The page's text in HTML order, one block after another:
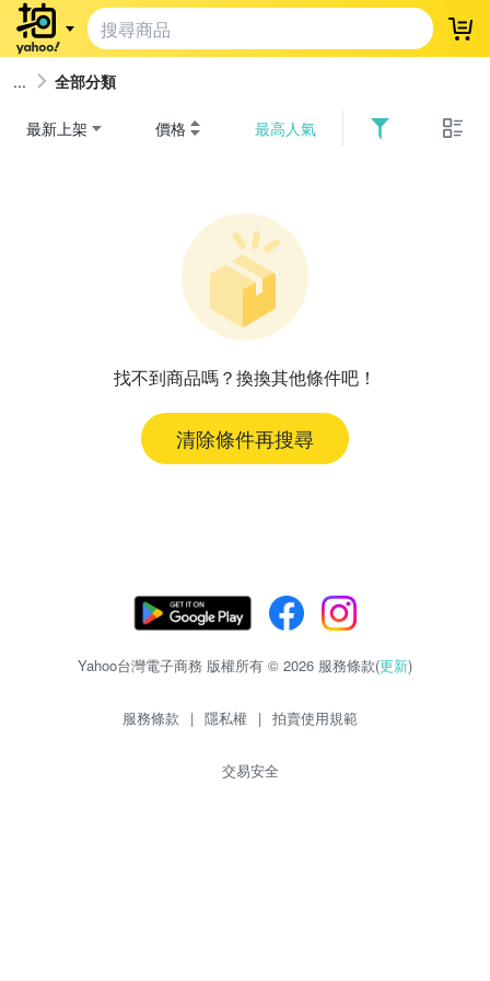
登
全部分類
最新上架 價格 最高人氣
找不到商品嗎？換換其他條件吧！
清除條件再搜尋
Yahoo台灣電子商務 版權所有 © 2026 服務條款(更新)
服務條款 | 隱私權 | 拍賣使用規範
交易安全